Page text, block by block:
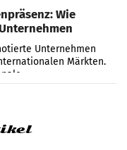
Wie
Unternehmen
Märkten.
untersucht die